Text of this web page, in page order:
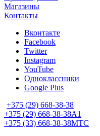
Магазины
Контакты
Вконтакте
Facebook
Twitter
Instagram
YouTube
Одноклассники
Google Plus
+375 (29) 668-38-38
+375 (29) 668-38-38A1
+375 (33) 668-38-38МТС